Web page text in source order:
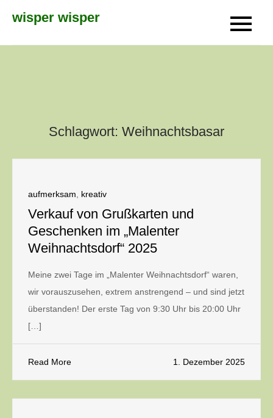
wisper wisper
Schlagwort: Weihnachtsbasar
aufmerksam kreativ
Verkauf von Grußkarten und
Geschenken im „Malenter
Weihnachtsdorf“ 2025
Meine zwei Tage im „Malenter Weihnachtsdorf“ waren,
wir vorauszusehen, extrem anstrengend – und sind jetzt
überstanden! Der erste Tag von 9:30 Uhr bis 20:00 Uhr
[…]
Read More 1. Dezember 2025